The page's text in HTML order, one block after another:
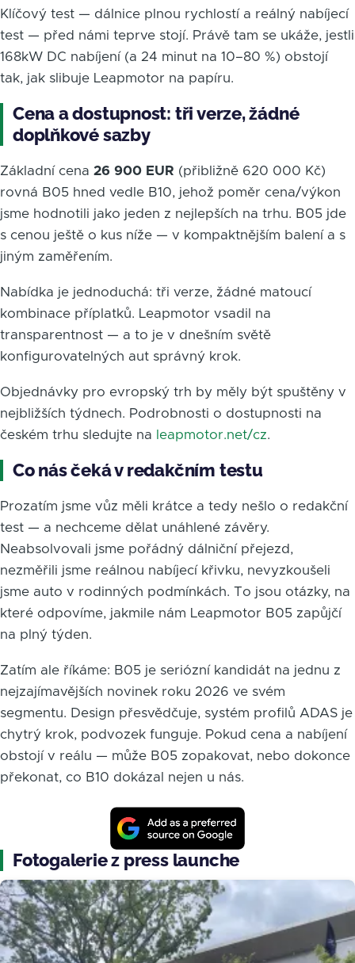
Klíčový test — dálnice plnou rychlostí a reálný nabíjecí
test — před námi teprve stojí. Právě tam se ukáže, jestli
168kW DC nabíjení (a 24 minut na 10–80 %) obstojí
tak, jak slibuje Leapmotor na papíru.
Cena a dostupnost: tři verze, žádné
doplňkové sazby
Základní cena 26 900 EUR (přibližně 620 000 Kč)
rovná B05 hned vedle B10, jehož poměr cena/výkon
jsme hodnotili jako jeden z nejlepších na trhu. B05 jde
s cenou ještě o kus níže — v kompaktnějším balení a s
jiným zaměřením.
Nabídka je jednoduchá: tři verze, žádné matoucí
kombinace příplatků. Leapmotor vsadil na
transparentnost — a to je v dnešním světě
konfigurovatelných aut správný krok.
Objednávky pro evropský trh by měly být spuštěny v
nejbližších týdnech. Podrobnosti o dostupnosti na
českém trhu sledujte na leapmotor.net/cz.
Co nás čeká v redakčním testu
Prozatím jsme vůz měli krátce a tedy nešlo o redakční
test — a nechceme dělat unáhlené závěry.
Neabsolvovali jsme pořádný dálniční přejezd,
nezměřili jsme reálnou nabíjecí křivku, nevyzkoušeli
jsme auto v rodinných podmínkách. To jsou otázky, na
které odpovíme, jakmile nám Leapmotor B05 zapůjčí
na plný týden.
Zatím ale říkáme: B05 je seriózní kandidát na jednu z
nejzajímavějších novinek roku 2026 ve svém
segmentu. Design přesvědčuje, systém profilů ADAS je
chytrý krok, podvozek funguje. Pokud cena a nabíjení
obstojí v reálu — může B05 zopakovat, nebo dokonce
překonat, co B10 dokázal nejen u nás.
Fotogalerie z press launche
Obrázek